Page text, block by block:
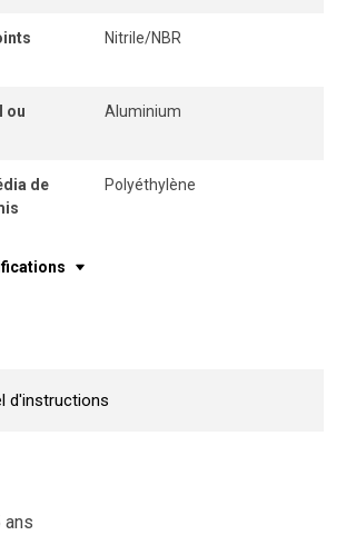
Nitrile/NBR
ou
Aluminium
de
Polyéthylène
d'instructions
ans